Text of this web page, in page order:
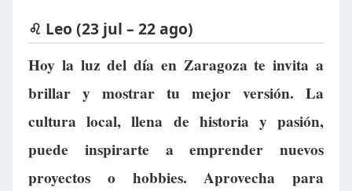
♌ Leo (23 jul – 22 ago)
Hoy la luz del día en Zaragoza te invita a
brillar y mostrar tu mejor versión. La
cultura local, llena de historia y pasión,
puede inspirarte a emprender nuevos
proyectos o hobbies. Aprovecha para